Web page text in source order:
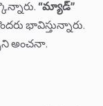
“మ్యాడ్”
భావిస్తున్నారు.
అంచనా.